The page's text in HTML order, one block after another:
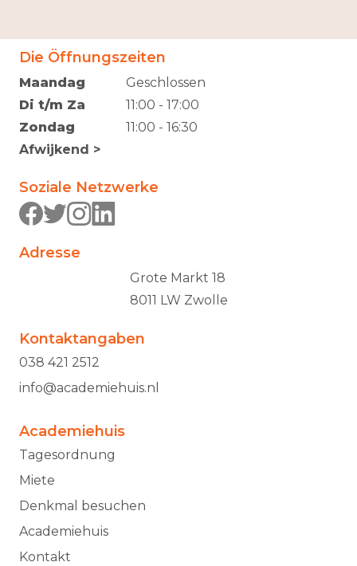
Die Öffnungszeiten
Maandag
Di t/m Za
Zondag
Afwijkend >
Geschlossen
11:00 - 17:00
11:00 - 16:30
Soziale Netzwerke
Adresse
Grote Markt 18
8011 LW Zwolle
Kontaktangaben
038 421 2512
info@academiehuis.nl
Academiehuis
Tagesordnung
Miete
Denkmal besuchen
Academiehuis
Kontakt